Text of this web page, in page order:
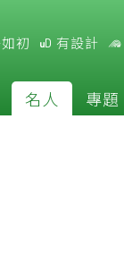
初 有設計
名人 專題